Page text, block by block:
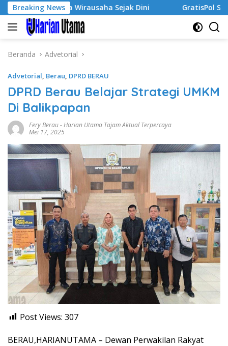
Langsung
ke
konten
Breaking News
Jiwa Wirausaha Sejak Dini GratisPol Sukses
Beranda Advetorial
Advetorial, Berau, DPRD BERAU
DPRD Berau Belajar Strategi UMKM
Di Balikpapan
Fery Berau-Harian Utama Tajam Aktual Terpercaya
Mei 17, 2025
Post Views: 307
BERAU,HARIANUTAMA – Dewan Perwakilan Rakyat